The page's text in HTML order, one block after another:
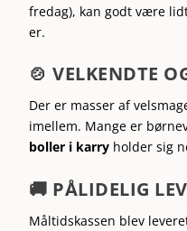
fredag), kan godt være
er.
🍲 VELKENDTE
Der er masser af
imellem. Mange er
boller i karry holder sig
🚚 PÅLIDELIG
Måltidskassen blev